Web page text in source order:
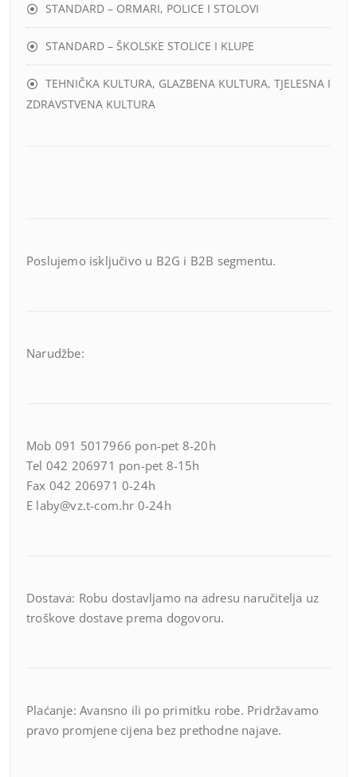
STANDARD – ORMARI, POLICE I STOLOVI
STANDARD – ŠKOLSKE STOLICE I KLUPE
TEHNIČKA KULTURA, GLAZBENA KULTURA, TJELESNA I
ZDRAVSTVENA KULTURA
Poslujemo isključivo u B2G i B2B segmentu.
Narudžbe:
Mob 091 5017966 pon-pet 8-20h
Tel 042 206971 pon-pet 8-15h
Fax 042 206971 0-24h
E laby@vz.t-com.hr 0-24h
Dostava: Robu dostavljamo na adresu naručitelja uz
troškove dostave prema dogovoru.
Plaćanje: Avansno ili po primitku robe. Pridržavamo
pravo promjene cijena bez prethodne najave.